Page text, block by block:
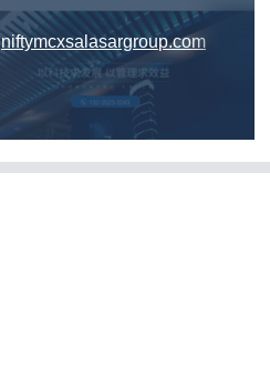
niftymcxsalasargroup.com